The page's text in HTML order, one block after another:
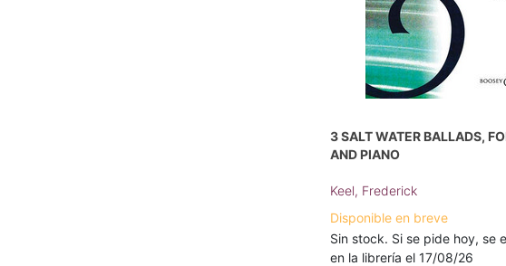
3 SALT WATER BALLADS,
AND PIANO
Keel, Frederick
Disponible en breve
Sin stock. Si se pide hoy, se
en la librería el 17/08/26